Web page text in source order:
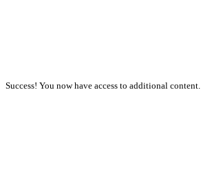
Success! You now have access to additional content.